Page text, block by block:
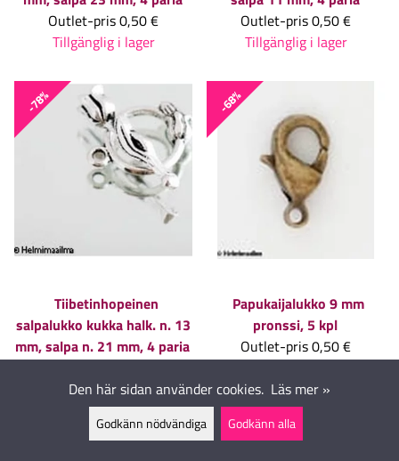
Outlet-pris0,50 €
Tillgänglig i lager
Outlet-pris0,50 €
Tillgänglig i lager
-78%
Tiibetinhopeinen
salpalukko kukka halk. n. 13
mm, salpa n. 21 mm, 4 paria
Tillgänglig i lager
-68%
Papukaijalukko 9 mm
pronssi, 5 kpl
Outlet-pris0,50 €
-67%
Den här sidan använder cookies. Läs mer »
Godkänn nödvändiga Godkänn alla